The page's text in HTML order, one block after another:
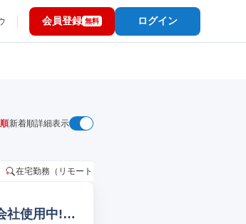
会員登録 無料 ログイン
新着順詳細表示
在宅勤務（リモートワーク）OK
社使用中!